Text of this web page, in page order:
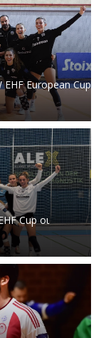
European Cup
Cup οι